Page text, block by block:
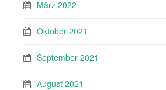
März 2022
Oktober 2021
September 2021
August 2021